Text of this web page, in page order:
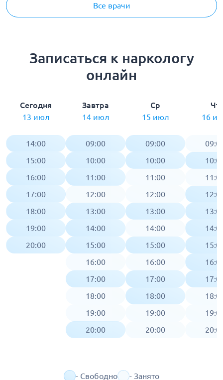
Все врачи
Записаться к наркологу
онлайн
Сегодня
13 июл
14:00
15:00
16:00
17:00
18:00
19:00
20:00
Завтра
14 июл
09:00
10:00
11:00
12:00
13:00
14:00
15:00
16:00
17:00
18:00
19:00
20:00
Ср
15 июл
09:00
10:00
11:00
12:00
13:00
14:00
15:00
16:00
17:00
18:00
19:00
20:00
Чт
16
- Свободно - Занято